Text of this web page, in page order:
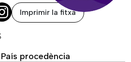
Imprimir la fitxa
procedència